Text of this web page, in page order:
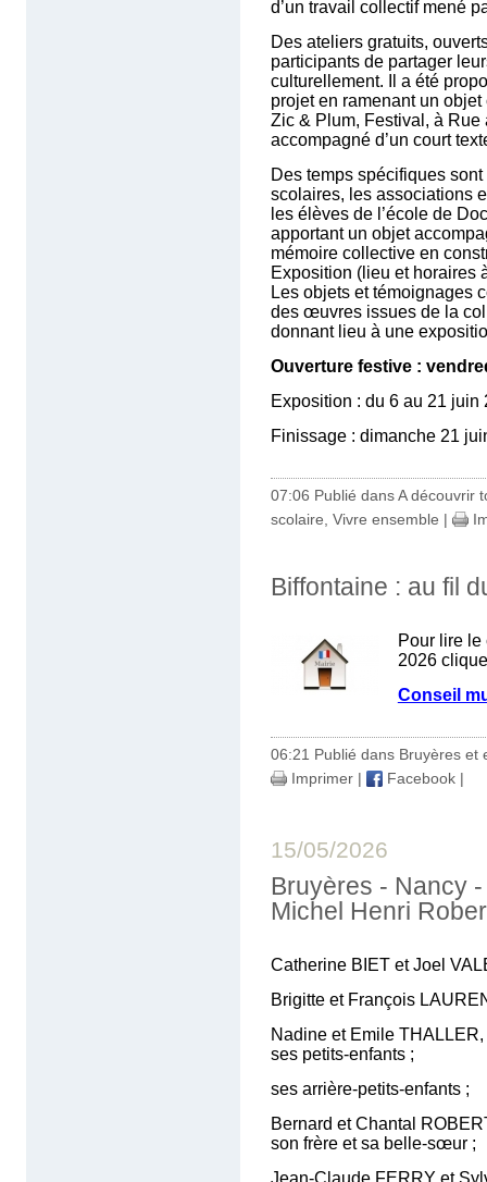
d’un travail collectif mené
Des ateliers gratuits,
participants de partager
culturellement. Il a été
projet en ramenant un
Zic & Plum, Festival, à Rue
accompagné d’un court
Des temps spécifiques
scolaires, les associations
les élèves de l’école de
apportant un objet
mémoire collective en
Exposition (lieu et horaires
Les objets et témoignages
des œuvres issues de la
donnant lieu à une
Ouverture festive :
Exposition : du 6 au 21 juin
Finissage : dimanche 21
07:06 Publié dansA découvrir
scolaire Vivre ensemble |
Biffontaine : au fil
Pour lire
2026
Conseil
06:21 Publié dans Bruyères et
Imprimer | Facebook |
15/05/2026
Bruyères - Nancy
Michel Henri
Catherine BIET et Joel
Brigitte et François
Nadine et Emile THALLER,
ses petits-enfants ;
ses arrière-petits-enfants ;
Bernard et Chantal
son frère et sa belle-sœur ;
Jean-Claude FERRY et